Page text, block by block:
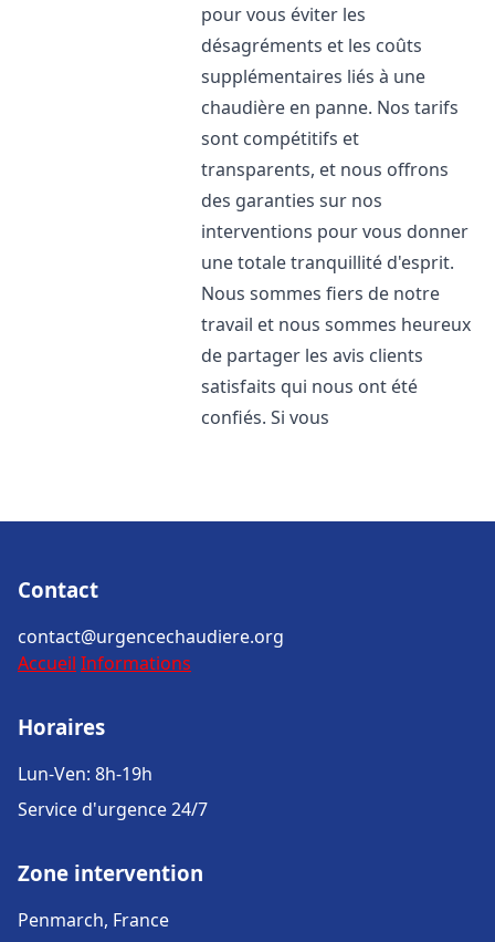
pour vous éviter les
désagréments et les coûts
supplémentaires liés à une
chaudière en panne. Nos tarifs
sont compétitifs et
transparents, et nous offrons
des garanties sur nos
interventions pour vous donner
une totale tranquillité d'esprit.
Nous sommes fiers de notre
travail et nous sommes heureux
de partager les avis clients
satisfaits qui nous ont été
confiés. Si vous
Contact
contact@urgencechaudiere.org
Accueil Informations
Horaires
Lun-Ven: 8h-19h
Service d'urgence 24/7
Zone intervention
Penmarch, France